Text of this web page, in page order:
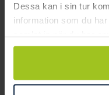
Dessa kan i sin tur
information som du
GeoCUBE necklace